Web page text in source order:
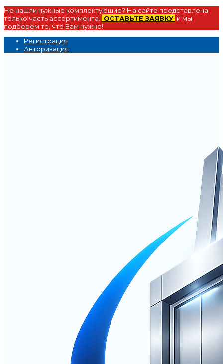
Не нашли нужные комплектующие? На сайте представлена
только часть ассортимента.
ОСТАВЬТЕ ЗАЯВКУ и мы
подберем то, что Вам нужно!
Регистрация
Авторизация